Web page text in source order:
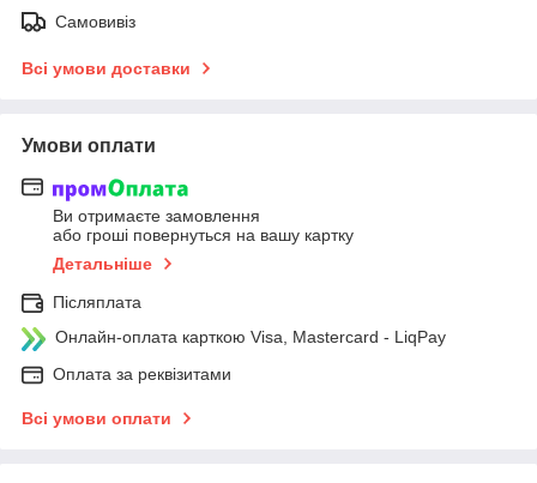
Самовивіз
Всі умови доставки
Умови оплати
Ви отримаєте замовлення
або гроші повернуться на вашу картку
Детальніше
Післяплата
Онлайн-оплата карткою Visa, Mastercard - LiqPay
Оплата за реквізитами
Всі умови оплати